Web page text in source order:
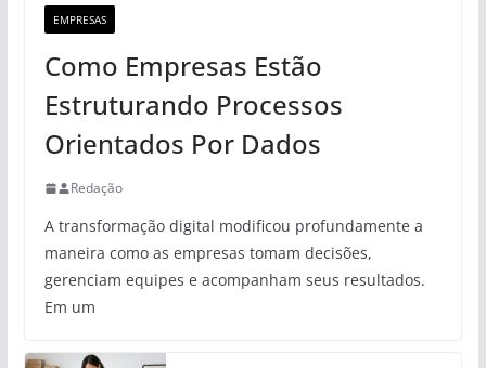
EMPRESAS
Como Empresas Estão
Estruturando Processos
Orientados Por Dados
Redação
A transformação digital modificou profundamente a
maneira como as empresas tomam decisões,
gerenciam equipes e acompanham seus resultados.
Em um